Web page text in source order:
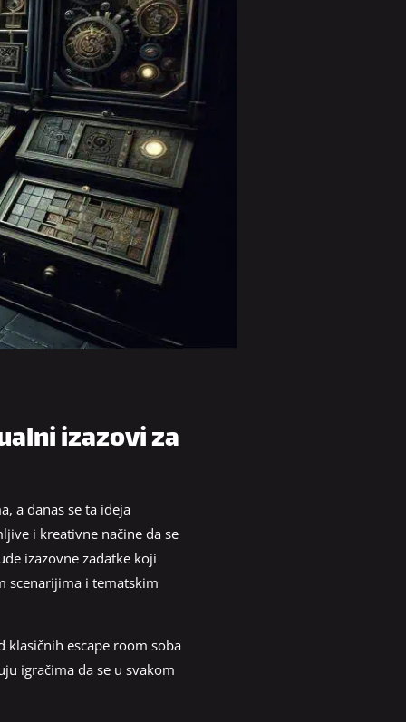
izazovi za
a danas se ta ideja
i kreativne načine da se
izazovne zadatke koji
scenarijima i tematskim
klasičnih escape room soba
igračima da se u svakom